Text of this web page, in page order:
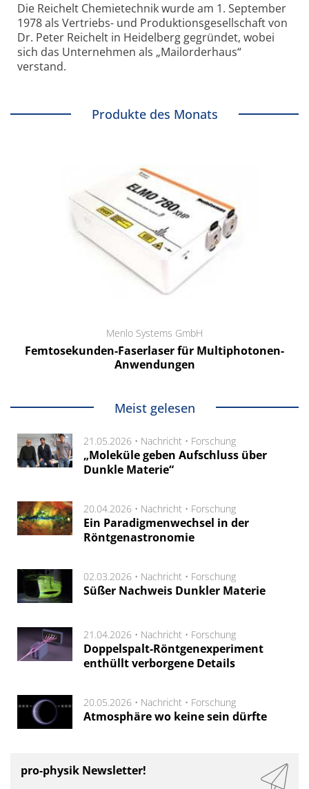
Die Reichelt Chemietechnik wurde am 1. September
1978 als Vertriebs- und Produktionsgesellschaft von
Dr. Peter Reichelt in Heidelberg gegründet, wobei
sich das Unternehmen als „Mailorderhaus“
verstand.
Produkte des Monats
Menlo Systems GmbH
Femtosekunden-Faserlaser für Multiphotonen-
Anwendungen
Meist gelesen
21.05.2026 • Nachricht • Forschung
„Moleküle geben Aufschluss über
Dunkle Materie“
20.04.2026 • Nachricht • Forschung
Ein Paradigmenwechsel in der
Röntgenastronomie
02.03.2026 • Nachricht • Forschung
Süßer Nachweis Dunkler Materie
21.04.2026 • Nachricht • Forschung
Doppelspalt-Röntgenexperiment
enthüllt verborgene Details
20.05.2026 • Nachricht • Forschung
Atmosphäre wo keine sein dürfte
pro-physik Newsletter!